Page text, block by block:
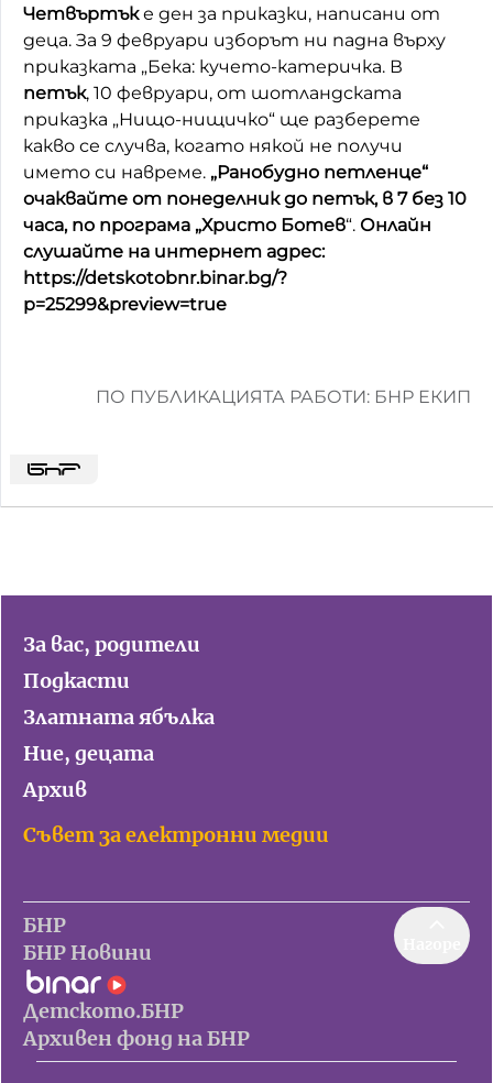
Четвъртъке ден за приказки, написани от
деца. За 9 февруари изборът ни падна върху
приказката „Бека: кучето-катеричка. В
петък, 10 февруари, от шотландската
приказка „Нищо-нищичко“ ще разберете
какво се случва, когато някой не получи
името си навреме. „Ранобудно петленце“
очаквайте от понеделник до петък, в 7 без 10
часа, по програма „Христо Ботев“. Онлайн
слушайте на интернет адрес:
https://detskotobnr.binar.bg/?
p=25299&preview=true
ПО ПУБЛИКАЦИЯТА РАБОТИ: БНР ЕКИП
За вас, родители
Подкасти
Златната ябълка
Ние, децата
Архив
Съвет за електронни медии
БНР
БНР Новини
Детското.БНР
Архивен фонд на БНР